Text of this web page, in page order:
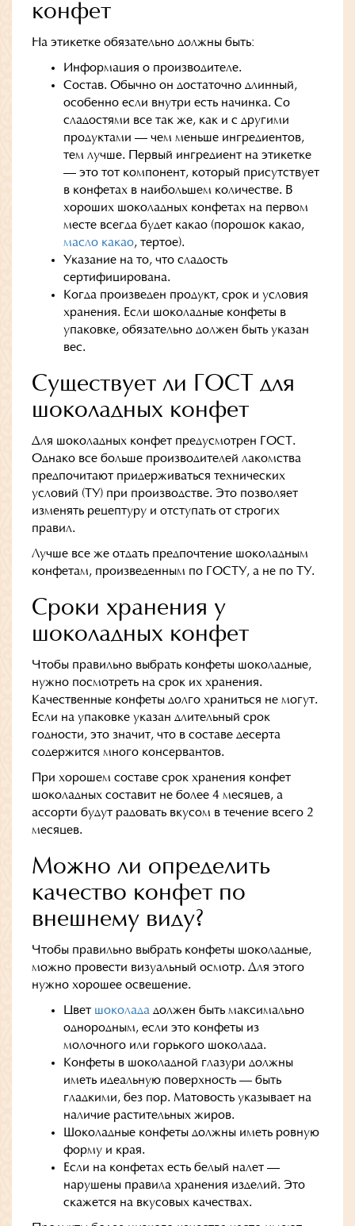
конфет
На этикетке обязательно должны быть:
Информация о производителе.
Состав. Обычно он достаточно длинный,
особенно если внутри есть начинка. Со
сладостями все так же, как и с другими
продуктами — чем меньше ингредиентов,
тем лучше. Первый ингредиент на этикетке
— это тот компонент, который присутствует
в конфетах в наибольшем количестве. В
хороших шоколадных конфетах на первом
месте всегда будет какао (порошок какао,
масло какао, тертое).
Указание на то, что сладость
сертифицирована.
Когда произведен продукт, срок и условия
хранения. Если шоколадные конфеты в
упаковке, обязательно должен быть указан
вес.
Существует ли ГОСТ для
шоколадных конфет
Для шоколадных конфет предусмотрен ГОСТ.
Однако все больше производителей лакомства
предпочитают придерживаться технических
условий (ТУ) при производстве. Это позволяет
изменять рецептуру и отступать от строгих
правил.
Лучше все же отдать предпочтение шоколадным
конфетам, произведенным по ГОСТУ, а не по ТУ.
Сроки хранения у
шоколадных конфет
Чтобы правильно выбрать конфеты шоколадные,
нужно посмотреть на срок их хранения.
Качественные конфеты долго храниться не могут.
Если на упаковке указан длительный срок
годности, это значит, что в составе десерта
содержится много консервантов.
При хорошем составе срок хранения конфет
шоколадных составит не более 4 месяцев, а
ассорти будут радовать вкусом в течение всего 2
месяцев.
Можно ли определить
качество конфет по
внешнему виду?
Чтобы правильно выбрать конфеты шоколадные,
можно провести визуальный осмотр. Для этого
нужно хорошее освещение.
Цвет шоколада должен быть максимально
однородным, если это конфеты из
молочного или горького шоколада.
Конфеты в шоколадной глазури должны
иметь идеальную поверхность — быть
гладкими, без пор. Матовость указывает на
наличие растительных жиров.
Шоколадные конфеты должны иметь ровную
форму и края.
Если на конфетах есть белый налет —
нарушены правила хранения изделий. Это
скажется на вкусовых качествах.